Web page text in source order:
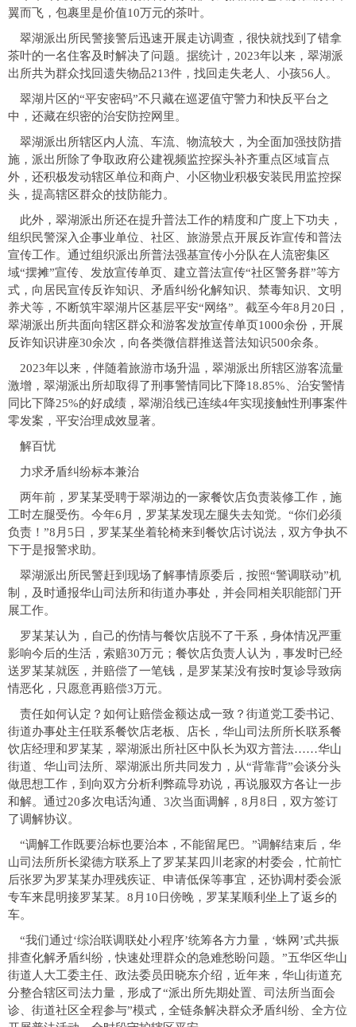
翼而飞，包裹里是价值10万元的茶叶。
翠湖派出所民警接警后迅速开展走访调查，很快就找到了错拿
茶叶的一名住客及时解决了问题。据统计，2023年以来，翠湖派
出所共为群众找回遗失物品213件，找回走失老人、小孩56人。
翠湖片区的“平安密码”不只藏在巡逻值守警力和快反平台之
中，还藏在织密的治安防控网里。
翠湖派出所辖区内人流、车流、物流较大，为全面加强技防措
施，派出所除了争取政府公建视频监控探头补齐重点区域盲点
外，还积极发动辖区单位和商户、小区物业积极安装民用监控探
头，提高辖区群众的技防能力。
此外，翠湖派出所还在提升普法工作的精度和广度上下功夫，
组织民警深入企事业单位、社区、旅游景点开展反诈宣传和普法
宣传工作。通过组织派出所普法强基宣传小分队在人流密集区
域“摆摊”宣传、发放宣传单页、建立普法宣传“社区警务群”等方
式，向居民宣传反诈知识、矛盾纠纷化解知识、禁毒知识、文明
养犬等，不断筑牢翠湖片区基层平安“网络”。截至今年8月20日，
翠湖派出所共面向辖区群众和游客发放宣传单页1000余份，开展
反诈知识讲座30余次，向各类微信群推送普法知识500余条。
2023年以来，伴随着旅游市场升温，翠湖派出所辖区游客流量
激增，翠湖派出所却取得了刑事警情同比下降18.85%、治安警情
同比下降25%的好成绩，翠湖沿线已连续4年实现接触性刑事案件
零发案，平安治理成效显著。
解百忧
力求矛盾纠纷标本兼治
两年前，罗某某受聘于翠湖边的一家餐饮店负责装修工作，施
工时左腿受伤。今年6月，罗某某发现左腿失去知觉。“你们必须
负责！”8月5日，罗某某坐着轮椅来到餐饮店讨说法，双方争执不
下于是报警求助。
翠湖派出所民警赶到现场了解事情原委后，按照“警调联动”机
制，及时通报华山司法所和街道办事处，并会同相关职能部门开
展工作。
罗某某认为，自己的伤情与餐饮店脱不了干系，身体情况严重
影响今后的生活，索赔30万元；餐饮店负责人认为，事发时已经
送罗某某就医，并赔偿了一笔钱，是罗某某没有按时复诊导致病
情恶化，只愿意再赔偿3万元。
责任如何认定？如何让赔偿金额达成一致？街道党工委书记、
街道办事处主任联系餐饮店老板、店长，华山司法所所长联系餐
饮店经理和罗某某，翠湖派出所社区中队长为双方普法……华山
街道、华山司法所、翠湖派出所共同发力，从“背靠背”会谈分头
做思想工作，到向双方分析利弊疏导劝说，再说服双方各让一步
和解。通过20多次电话沟通、3次当面调解，8月8日，双方签订
了调解协议。
“调解工作既要治标也要治本，不能留尾巴。”调解结束后，华
山司法所所长梁德方联系上了罗某某四川老家的村委会，忙前忙
后张罗为罗某某办理残疾证、申请低保等事宜，还协调村委会派
专车来昆明接罗某某。8月10日傍晚，罗某某顺利坐上了返乡的
车。
“我们通过‘综治联调联处小程序’统筹各方力量，‘蛛网’式共振
排查化解矛盾纠纷，快速处理群众的急难愁盼问题。”五华区华山
街道人大工委主任、政法委员田晓东介绍，近年来，华山街道充
分整合辖区司法力量，形成了“派出所先期处置、司法所当面会
诊、街道社区全程参与”模式，全链条解决群众矛盾纠纷、全方位